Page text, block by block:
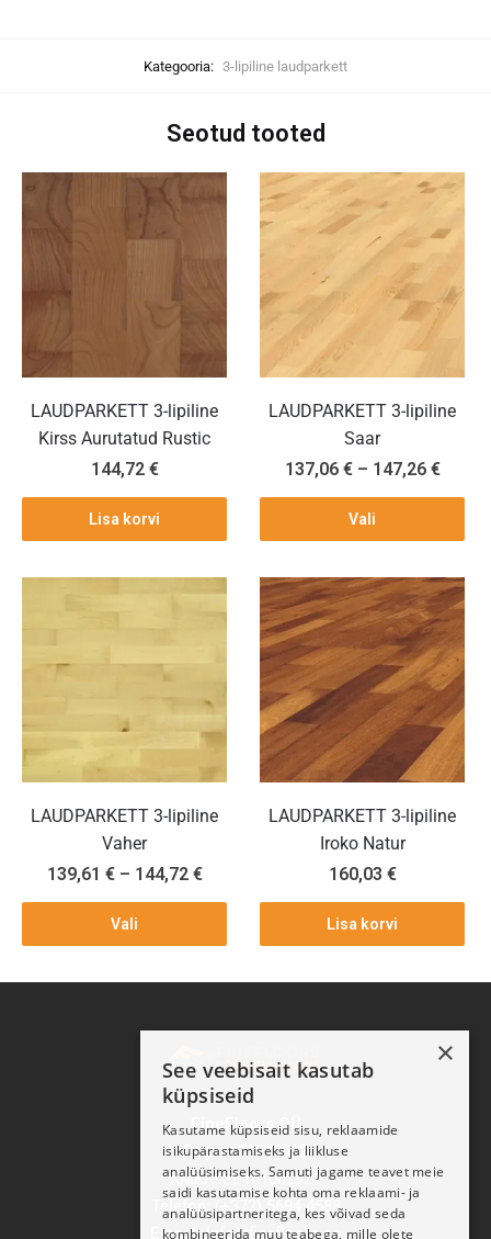
Kategooria: 3-lipiline laudparkett
Seotud tooted
LAUDPARKETT 3-lipiline
Kirss Aurutatud Rustic
144,72 €
Lisa korvi
LAUDPARKETT 3-lipiline
Saar
137,06 € – 147,26 €
Vali
LAUDPARKETT 3-lipiline
Vaher
139,61 € – 144,72 €
Vali
LAUDPARKETT 3-lipiline
Iroko Natur
160,03 €
Lisa korvi
FineFloors OÜ
Reg nr: 11270932
KMKR: EE101062921
Telefon: (+372) 5694 4588
E-post: info@finefloors.ee
×
See veebisait kasutab
küpsiseid
Kasutame küpsiseid sisu, reklaamide
isikupärastamiseks ja liikluse
analüüsimiseks. Samuti jagame teavet meie
saidi kasutamise kohta oma reklaami- ja
analüüsipartneritega, kes võivad seda
kombineerida muu teabega, mille olete